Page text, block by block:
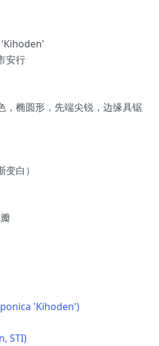
安行
，椭圆形，先端尖锐，边缘具锯
白）
'Kihoden')
STI)